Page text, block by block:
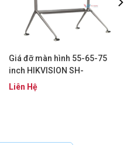
Giá đỡ màn hình 55-65-75
inch HIKVISION SH-
D8ABKY2-S
Liên Hệ